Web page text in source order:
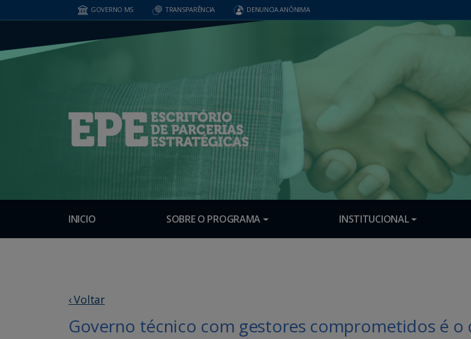
GOVERNO MS TRANSPARÊNCIA DENUNCIA ANÔNIMA
INICIO SOBRE O PROGRAMA INSTITUCIONAL
‹ Voltar
Governo técnico com gestores comprometidos é